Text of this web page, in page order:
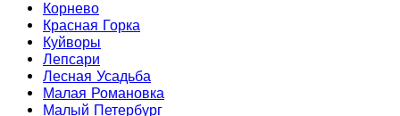
Корнево
Красная Горка
Куйворы
Лепсари
Лесная Усадьба
Малая Романовка
Малый Петербург